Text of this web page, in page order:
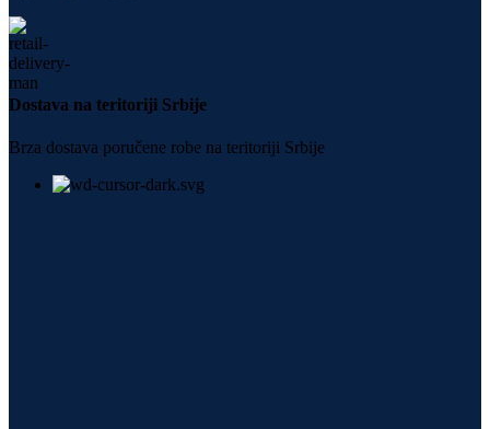
Dostava na teritoriji Srbije
Brza dostava poručene robe na teritoriji Srbije